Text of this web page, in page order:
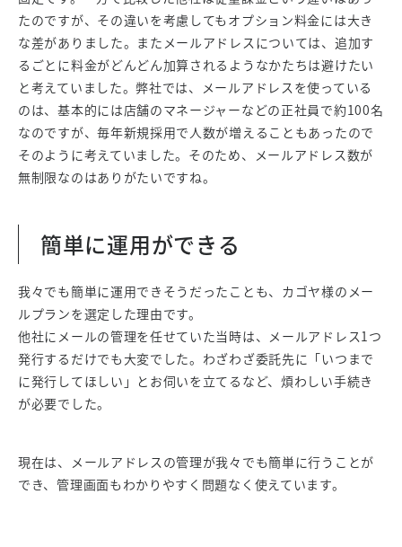
たのですが、その違いを考慮してもオプション料金には大き
な差がありました。またメールアドレスについては、追加す
るごとに料金がどんどん加算されるようなかたちは避けたい
と考えていました。弊社では、メールアドレスを使っている
のは、基本的には店舗のマネージャーなどの正社員で約100名
なのですが、毎年新規採用で人数が増えることもあったので
そのように考えていました。そのため、メールアドレス数が
無制限なのはありがたいですね。
簡単に運用ができる
我々でも簡単に運用できそうだったことも、カゴヤ様のメー
ルプランを選定した理由です。
他社にメールの管理を任せていた当時は、メールアドレス1つ
発行するだけでも大変でした。わざわざ委託先に「いつまで
に発行してほしい」とお伺いを立てるなど、煩わしい手続き
が必要でした。
現在は、メールアドレスの管理が我々でも簡単に行うことが
でき、管理画面もわかりやすく問題なく使えています。